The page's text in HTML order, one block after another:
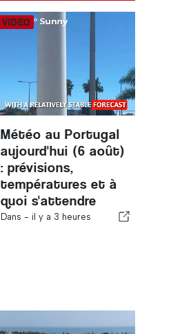
Météo au Portugal
aujourd'hui (6 août)
: prévisions,
températures et à
quoi s'attendre
Dans - il y a 3 heures